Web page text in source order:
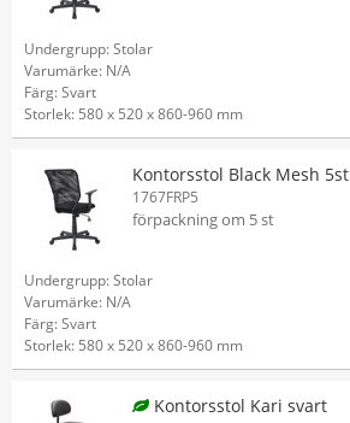
Undergrupp: Stolar
Varumärke: N/A
Färg: Svart
Storlek: 580 x 520 x 860-960 mm
Kontorsstol Black Mesh 5st
1767FRP5
förpackning om 5 st
Undergrupp: Stolar
Varumärke: N/A
Färg: Svart
Storlek: 580 x 520 x 860-960 mm
Kontorsstol Kari svart